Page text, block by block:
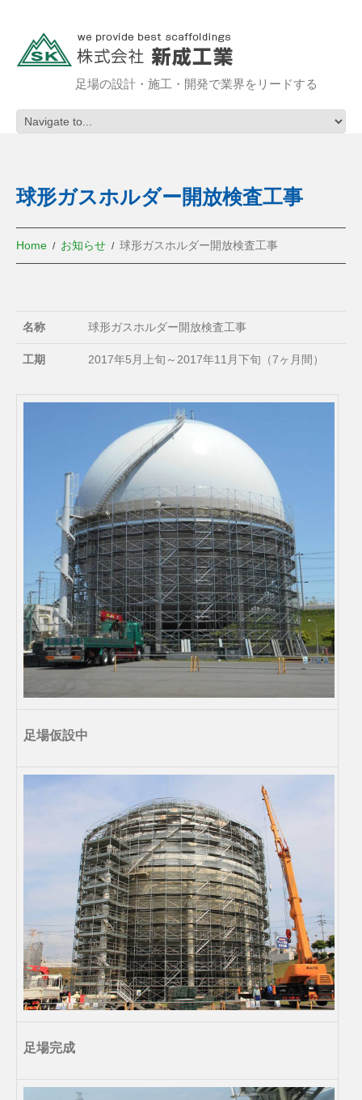
足場の設計・施工・開発で業界をリードする
球形ガスホルダー開放検査工事
Home お知らせ 球形ガスホルダー開放検査工事
名称 球形ガスホルダー開放検査工事
工期 2017年5月上旬～2017年11月下旬（7ヶ月間）
足場仮設中
足場完成